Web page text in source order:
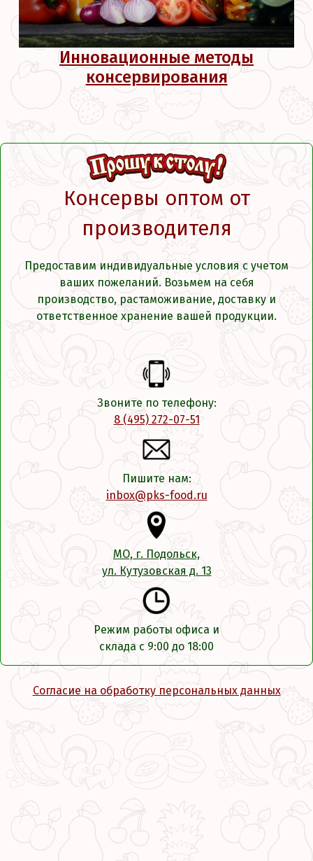
Инновационные методы
консервирования
Консервы оптом от
производителя
Предоставим индивидуальные условия с учетом
ваших пожеланий. Возьмем на себя
производство, растаможивание, доставку и
ответственное хранение вашей продукции.
Звоните по телефону:
8 (495) 272-07-51
Пишите нам:
inbox@pks-food.ru
МО, г. Подольск,
ул. Кутузовская д. 13
Режим работы офиса и
склада с 9:00 до 18:00
Согласие на обработку персональных данных